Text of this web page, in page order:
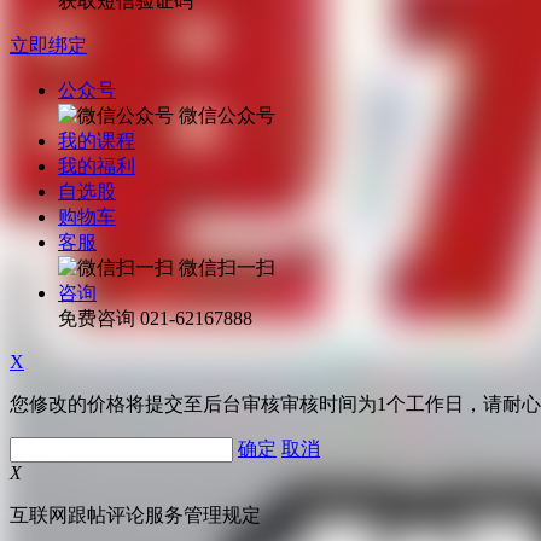
立即绑定
公众号
微信公众号
我的课程
我的福利
自选股
购物车
客服
微信扫一扫
咨询
免费咨询 021-62167888
X
您修改的价格将提交至后台审核审核时间为1个工作日，请耐
确定 取消
X
互联网跟帖评论服务管理规定